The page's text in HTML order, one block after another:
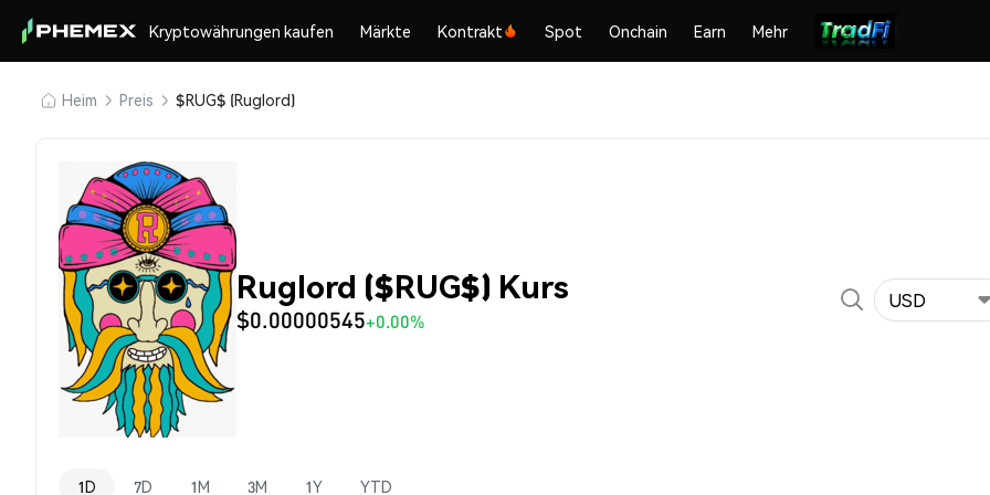
Kryptowährungen kaufen Märkte Kontrakt Spot Onchain Earn Mehr
Heim Preis $RUG$ (Ruglord)
Ruglord ($RUG$) Kurs
$0.00000545+0.00%
USD
1D 7D 1M 3M 1Y YTD